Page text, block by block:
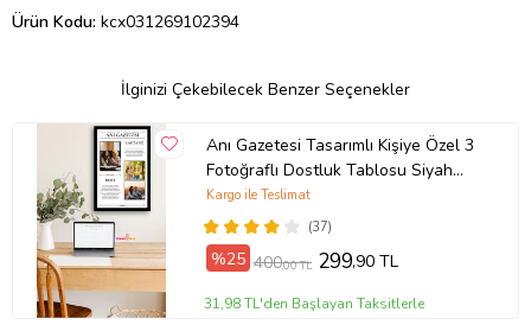
Ürün Kodu: kcx031269102394
İlginizi Çekebilecek Benzer Seçenekler
Anı Gazetesi Tasarımlı Kişiye Özel 3
Fotoğraflı Dostluk Tablosu Siyah
Çerçeveli UV Baskı
(37)
Kargo ile Teslimat
%25 400,00 TL 299,90 TL
31,98 TL'den Başlayan Taksitlerle